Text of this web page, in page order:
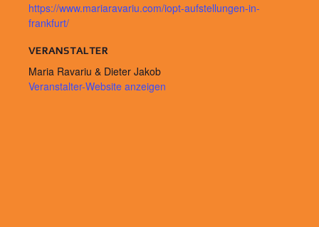
https://www.mariaravariu.com/iopt-aufstellungen-in-
frankfurt/
VERANSTALTER
Maria Ravariu & Dieter Jakob
Veranstalter-Website anzeigen